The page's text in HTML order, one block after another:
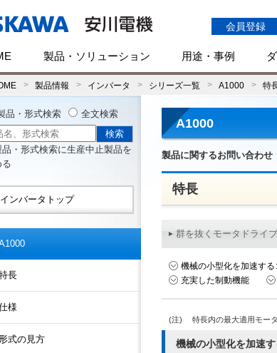
会員登録
製品・ソリューション 用途・事例
製品情報 インバータ シリーズ一覧 A1000 特
A1000
製品に関するお問い合わせ
特長
群を抜くモータドライ
機械の小型化を加速す
充実した制動機能
(注) 特長内の最大適用モー
機械の小型化を加速
品・形式検索 全文検索
品・形式検索に生産中止製品を
る
インバータトップ
長
様
式の見方